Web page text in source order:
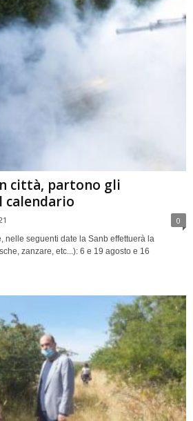
città, partono gli
calendario
0
nelle seguenti date la Sanb effettuerà la
zanzare, etc...): 6 e 19 agosto e 16